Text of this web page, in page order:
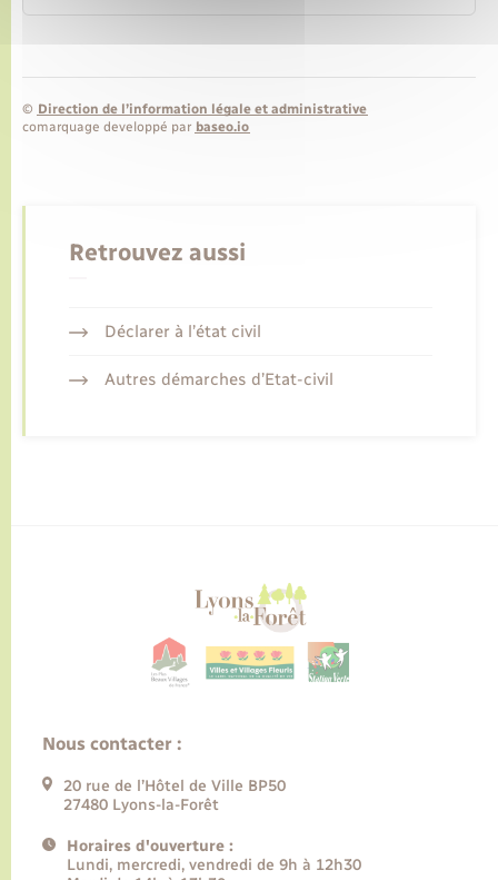
© Direction de l’information légale et administrative
comarquage developpé par baseo.io
Retrouvez aussi
Déclarer à l’état civil
Autres démarches d’Etat-civil
Nous contacter :
20 rue de l’Hôtel de Ville BP50
27480 Lyons-la-Forêt
Horaires d'ouverture :
Lundi, mercredi, vendredi de 9h à 12h30